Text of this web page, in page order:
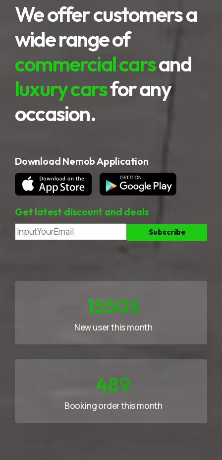
We offer customers a
wide range of
commercial carsand
luxury carsfor any
occasion.
Download Nemob Application
Get latest discount and deals
20932
New user this month
660
Booking order this month